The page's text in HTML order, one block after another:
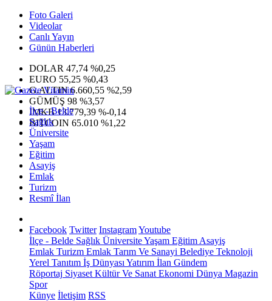
Foto Galeri
Videolar
Canlı Yayın
Günün Haberleri
DOLAR 47,74 %0,25
EURO 55,25 %0,43
G.ALTIN6.660,55 %2,59
GÜMÜŞ 98 %3,57
IMKB13.779,39 %-0,14
BITCOIN 65.010 %1,22
İlçe - Belde
Sağlık
Üniversite
Yaşam
Eğitim
Asayiş
Emlak
Turizm
Resmî İlan
Facebook Twitter InstagramYoutube
İlçe - Belde Sağlık ÜniversiteYaşam Eğitim Asayiş
Emlak Turizm Emlak Tarım Ve Sanayi Belediye Teknoloji
Yerel Tanıtım İş Dünyası Yatırım İlan Gündem
Röportaj Siyaset Kültür Ve Sanat Ekonomi Dünya Magazin
Spor
Künye İletişim RSS